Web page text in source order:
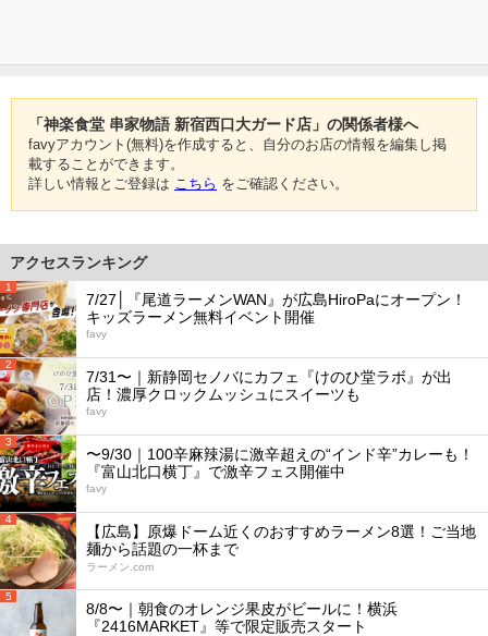
「神楽食堂 串家物語 新宿西口大ガード店」の関係者様へ
favyアカウント(無料)を作成すると、自分のお店の情報を編集し掲
載することができます。
詳しい情報とご登録は こちら をご確認ください。
アクセスランキング
1
7/27│『尾道ラーメンWAN』が広島HiroPaにオープン！
キッズラーメン無料イベント開催
favy
2
7/31〜｜新静岡セノバにカフェ『けのひ堂ラボ』が出
店！濃厚クロックムッシュにスイーツも
favy
3
〜9/30｜100辛麻辣湯に激辛超えの“インド辛”カレーも！
『富山北口横丁』で激辛フェス開催中
favy
4
【広島】原爆ドーム近くのおすすめラーメン8選！ご当地
麺から話題の一杯まで
ラーメン.com
5
8/8〜｜朝食のオレンジ果皮がビールに！横浜
『2416MARKET』等で限定販売スタート